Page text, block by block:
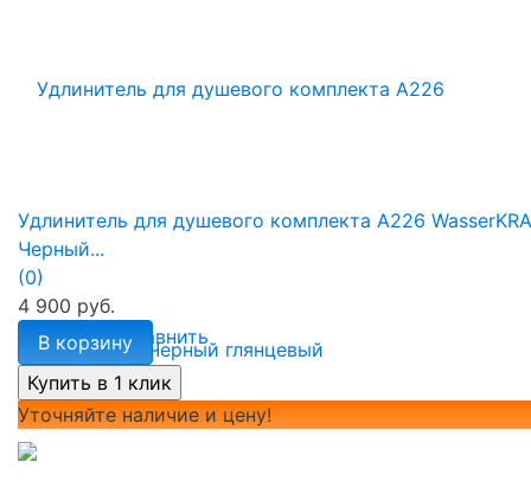
избранное сравнить
Удлинитель для душевого комплекта A226
Черный...
(0)
4 900 руб.
В корзину
Уточняйте наличие и цену!